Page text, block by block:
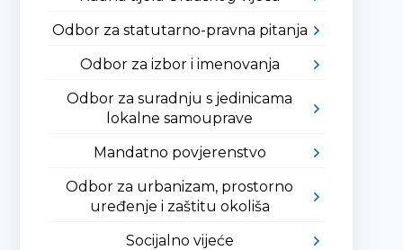
Odbor za statutarno-pravna pitanja
Odbor za izbor i imenovanja
Odbor za suradnju s jedinicama
lokalne samouprave
Mandatno povjerenstvo
Odbor za urbanizam, prostorno
uređenje i zaštitu okoliša
Socijalno vijeće